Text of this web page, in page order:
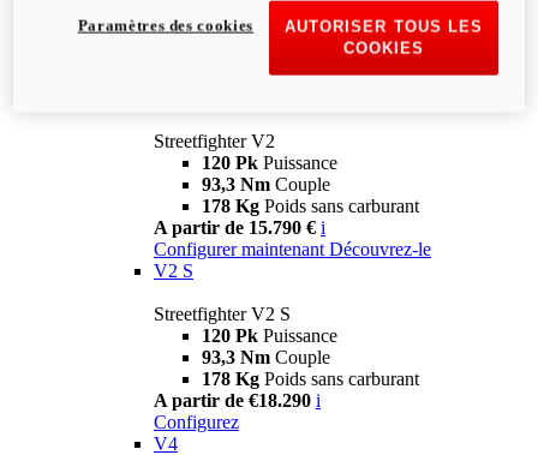
Streetfighter V2
120 Pk Puissance
93,3 Nm Couple
178 Kg Poids sans carburant
A partir de 15.790 € i
Configurer maintenant Découvrez-le
V2 S
Streetfighter V2 S
120 Pk Puissance
93,3 Nm Couple
178 Kg Poids sans carburant
A partir de €18.290 i
Configurez
V4
AUTORISER TOUS LES
COOKIES
Paramètres des cookies